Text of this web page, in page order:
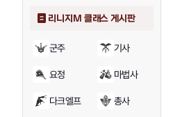
리니지M 클래스 게시판
군주 기사
요정 마법사
다크엘프 총사